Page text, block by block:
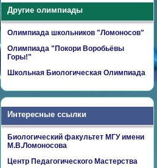
Другие олимпиады
Олимпиада школьников "Ломоносов"
Олимпиада "Покори Воробьёвы
Горы!"
Школьная Биологическая Олимпиада
Интересные ссылки
Биологический факультет МГУ имени
М.В.Ломоносова
Центр Педагогического Мастерства